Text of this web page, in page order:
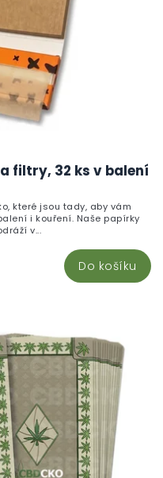
filtry, 32 ks v balení
Do košíku
které jsou tady, aby vám
i kouření. Naše papírky
v...